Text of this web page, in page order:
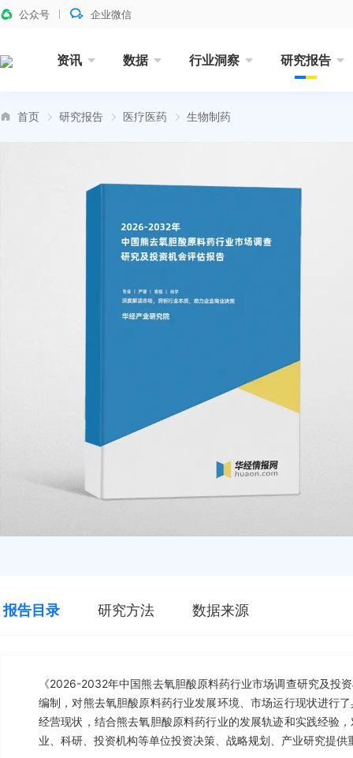
公众号 企业微信
资讯 数据 行业洞察 研究报告
首页 研究报告 医疗医药 生物制药
报告目录 研究方法 数据来源
《2026-2032年中国熊去氧胆酸原料药行业市场调查研究及投
编制，对熊去氧胆酸原料药行业发展环境、市场运行现状进行
经营现状，结合熊去氧胆酸原料药行业的发展轨迹和实践经验
业、科研、投资机构等单位投资决策、战略规划、产业研究提供